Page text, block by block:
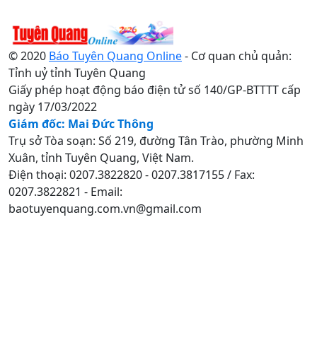
© 2020 Báo Tuyên Quang Online- Cơ quan chủ quản:
Tỉnh uỷ tỉnh Tuyên Quang
Giấy phép hoạt động báo điện tử số 140/GP-BTTTT cấp
ngày 17/03/2022
Giám đốc: Mai Đức Thông
Trụ sở Tòa soạn: Số 219, đường Tân Trào, phường Minh
Xuân, tỉnh Tuyên Quang, Việt Nam.
Điện thoại: 0207.3822820 - 0207.3817155 / Fax:
0207.3822821 - Email:
baotuyenquang.com.vn@gmail.com